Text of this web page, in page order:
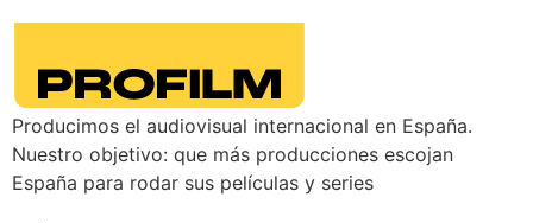
Producimos el audiovisual internacional en España.
Nuestro objetivo: que más producciones escojan
España para rodar sus películas y series